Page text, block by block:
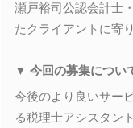
瀬戸裕司公認会計士
たクライアントに寄
▼ 今回の募集につい
今後のより良いサー
る税理士アシスタン